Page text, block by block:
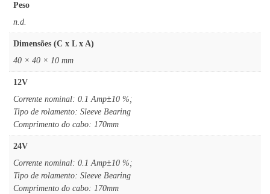
Peso
n.d.
Dimensões (C x L x A)
40 × 40 × 10 mm
12V
Corrente nominal: 0.1 Amp±10 %;
Tipo de rolamento: Sleeve Bearing
Comprimento do cabo: 170mm
24V
Corrente nominal: 0.1 Amp±10 %;
Tipo de rolamento: Sleeve Bearing
Comprimento do cabo: 170mm